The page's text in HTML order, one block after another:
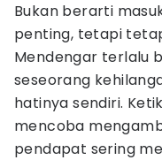
Bukan berarti
penting, tetapi
Mendengar terlalu
seseorang
hatinya sendiri.
mencoba
pendapat sering